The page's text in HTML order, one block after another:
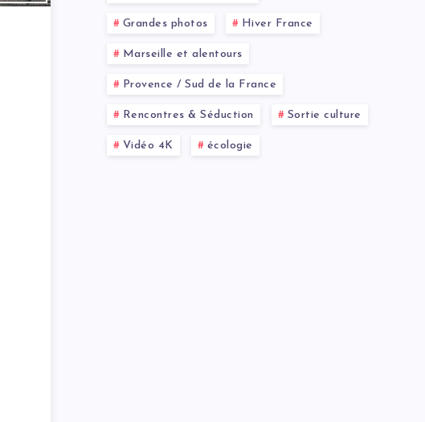
Grandes photos Hiver France
Marseille et alentours
Provence / Sud de la France
Rencontres & Séduction Sortie culture
Vidéo 4K écologie